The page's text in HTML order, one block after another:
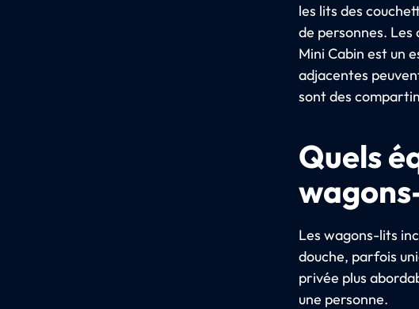
les lits des
de personnes. Les
Mini Cabin est un
adjacentes
sont des
Quels
Les wagons-lits
douche, parfois
privée plus
une personne.